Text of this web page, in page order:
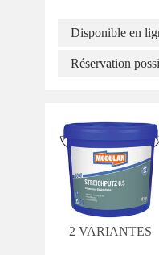
Disponible en
Réservation
2 VARIANTES